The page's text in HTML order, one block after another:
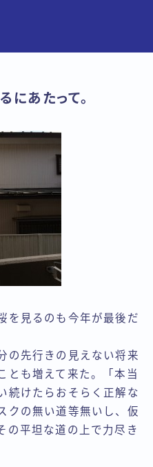
あたって。
を見るのも今年が最後だ
の先行きの見えない将来
とも増えて来た。「本当
続けたらおそらく正解な
クの無い道等無いし、仮
の平坦な道の上で力尽き